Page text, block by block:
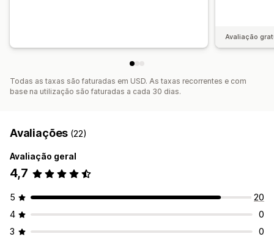
Avaliação
Todas as taxas são faturadas em USD. As taxas recorrentes e com
base na utilização são faturadas a cada 30 dias.
Avaliações (22)
Avaliação geral
4,7
5
20
4
0
3
0